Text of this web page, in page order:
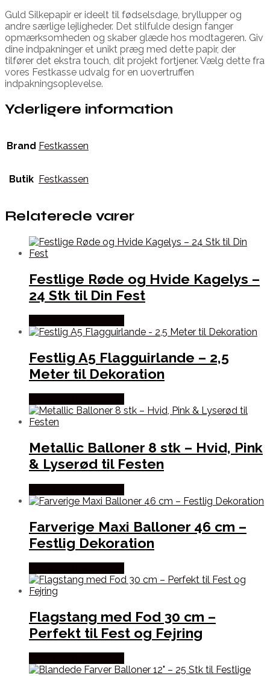
Guld Silkepapir er ideelt til fødselsdage, bryllupper og
andre særlige lejligheder. Det stilfulde design fanger
opmærksomheden og skaber glæde hos modtageren. Giv
dine indpakninger et unikt præg med dette papir, der
tilfører det ekstra touch, dit projekt fortjener. Vælg dette fra
vores Festkasse udvalg for en uovertruffen
indpakningsoplevelse.
Yderligere information
Brand Festkassen
Butik Festkassen
Relaterede varer
Festlige Røde og Hvide Kagelys –
24 Stk til Din Fest
Festlig A5 Flagguirlande – 2,5
Meter til Dekoration
Metallic Balloner 8 stk – Hvid, Pink
& Lyserød til Festen
Farverige Maxi Balloner 46 cm –
Festlig Dekoration
Flagstang med Fod 30 cm –
Perfekt til Fest og Fejring